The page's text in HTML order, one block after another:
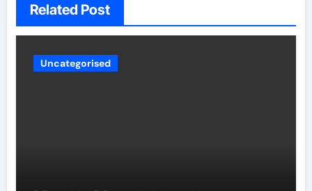
Related Post
Uncategorised